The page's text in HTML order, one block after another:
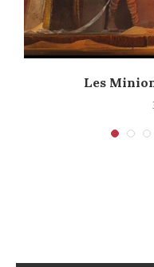
Les